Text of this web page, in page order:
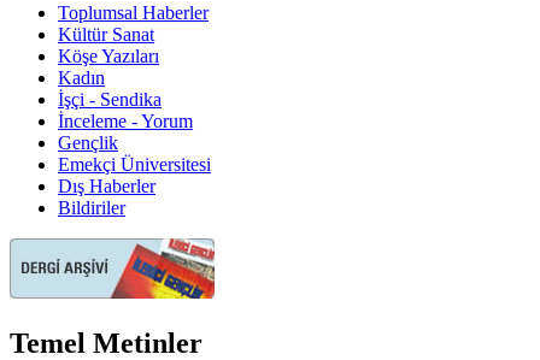
Toplumsal Haberler
Kültür Sanat
Köşe Yazıları
Kadın
İşçi - Sendika
İnceleme - Yorum
Gençlik
Emekçi Üniversitesi
Dış Haberler
Bildiriler
Temel Metinler